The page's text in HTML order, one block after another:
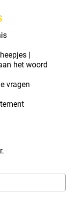
|
het woord
vragen